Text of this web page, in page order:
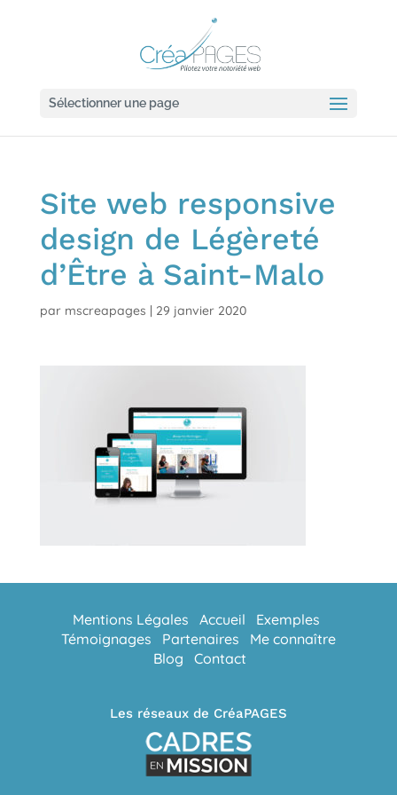
Sélectionner une page
Site web responsive
design de Légèreté
d’Être à Saint-Malo
par mscreapages | 29 janvier 2020
Mentions Légales Accueil
Exemples
Témoignages
Partenaires
Me connaître
Blog
Contact
Les réseaux de CréaPAGES